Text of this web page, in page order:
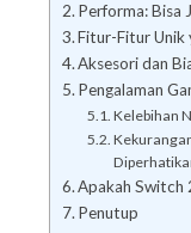
Performa: Bisa
Fitur-Fitur Unik
Aksesori dan
Pengalaman
Kelebihan
Apakah Switch
Penutup